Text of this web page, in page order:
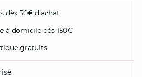
dès 50€ d’achat
à domicile dès 150€
gratuits